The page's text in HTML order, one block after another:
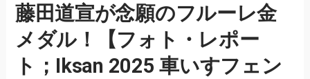
藤田道宣が念願のフルーレ金
メダル！【フォト・レポー
ト；Iksan 2025 車いすフェン